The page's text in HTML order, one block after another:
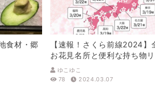
食材・郷
【速報！さくら前線2024】
お花見名所と便利な持ち物
完全保存版>
ゆこゆこ
78
2024.03.07